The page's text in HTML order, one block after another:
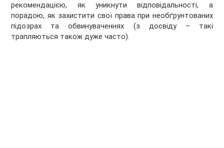
рекомендацією, як уникнути відповідальності, а
порадою, як захистити свої права при необґрунтованих
підозрах та обвинуваченнях (з досвіду – такі
трапляються також дуже часто).